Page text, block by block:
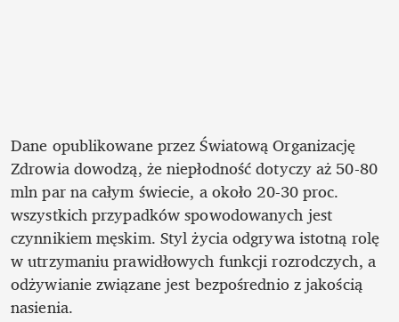
Dane opublikowane przez Światową Organizację
Zdrowia dowodzą, że niepłodność dotyczy aż 50-80
mln par na całym świecie, a około 20-30 proc.
wszystkich przypadków spowodowanych jest
czynnikiem męskim. Styl życia odgrywa istotną rolę
w utrzymaniu prawidłowych funkcji rozrodczych, a
odżywianie związane jest bezpośrednio z jakością
nasienia.